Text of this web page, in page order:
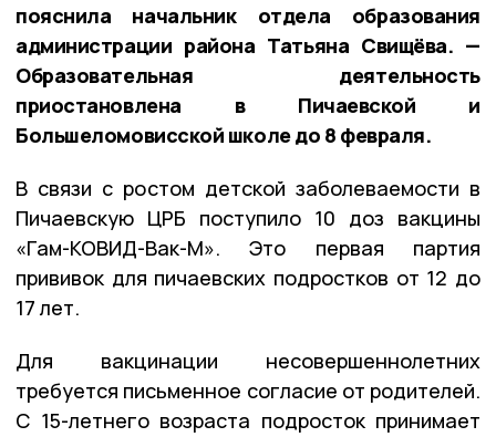
пояснила начальник отдела образования
администрации района Татьяна Свищёва. —
Образовательная деятельность
приостановлена в Пичаевской и
Большеломовисской школе до 8 февраля.
В связи с ростом детской заболеваемости в
Пичаевскую ЦРБ поступило 10 доз вакцины
«Гам-КОВИД-Вак-М». Это первая партия
прививок для пичаевских подростков от 12 до
17 лет.
Для вакцинации несовершеннолетних
требуется письменное согласие от родителей.
С 15-летнего возраста подросток принимает